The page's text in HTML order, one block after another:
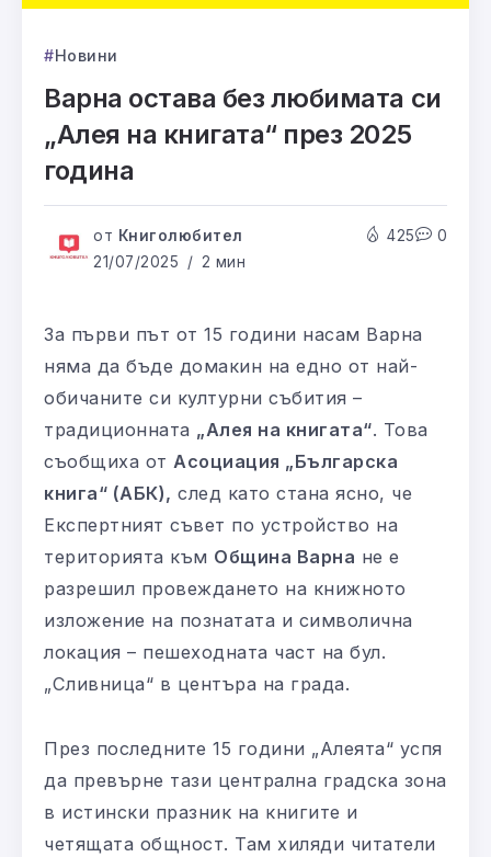
Новини
Варна остава без любимата си
„Алея на книгата“ през 2025
година
от Книголюбител
21/07/2025
2 мин
425 0
За първи път от 15 години насам Варна
няма да бъде домакин на едно от най-
обичаните си културни събития –
традиционната „Алея на книгата“. Това
съобщиха от Асоциация „Българска
книга“ (АБК), след като стана ясно, че
Експертният съвет по устройство на
територията към Община Варна не е
разрешил провеждането на книжното
изложение на познатата и символична
локация – пешеходната част на бул.
„Сливница“ в центъра на града.
През последните 15 години „Алеята“ успя
да превърне тази централна градска зона
в истински празник на книгите и
четящата общност. Там хиляди читатели